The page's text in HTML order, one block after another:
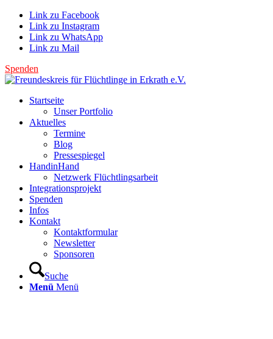
Link zu Facebook
Link zu Instagram
Link zu WhatsApp
Link zu Mail
Spenden
Startseite
Unser Portfolio
Aktuelles
Termine
Blog
Pressespiegel
HandinHand
Netzwerk Flüchtlingsarbeit
Integrationsprojekt
Spenden
Infos
Kontakt
Kontaktformular
Newsletter
Sponsoren
Suche
Menü Menü